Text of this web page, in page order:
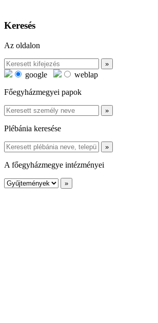
Keresés
Az oldalon
google
weblap
Főegyházmegyei papok
Plébánia keresése
A főegyházmegye intézményei